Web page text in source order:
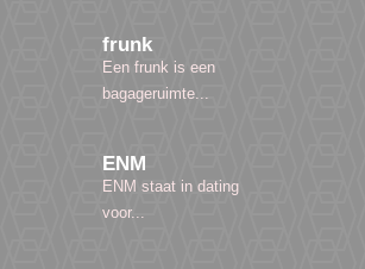
frunk
Een frunk is een
bagageruimte...
ENM
ENM staat in dating
voor...